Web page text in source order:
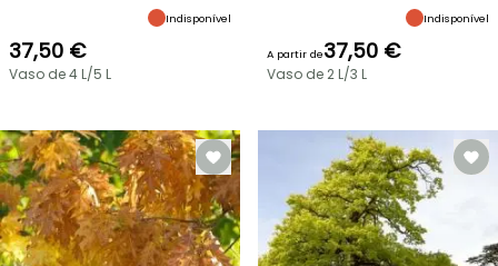
Indisponível
37,50 €
Vaso de 4 L/5 L
Indisponível
A partir de37,50 €
Vaso de 2 L/3 L